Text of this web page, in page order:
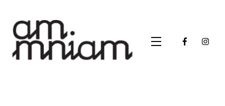
content
Menu